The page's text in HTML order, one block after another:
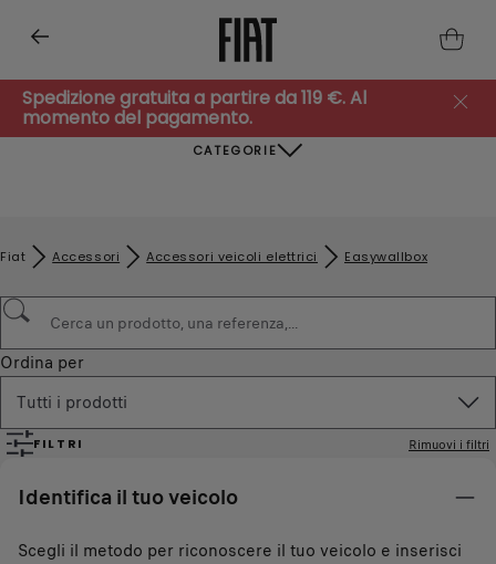
Spedizione gratuita a partire da 119 €. Al
momento del pagamento.
CATEGORIE
Fiat Accessori Accessori veicoli elettrici Easywallbox
Ordina per
Tutti i prodotti
FILTRI Rimuovi i filtri
Identifica il tuo veicolo
Scegli il metodo per riconoscere il tuo veicolo e inserisci